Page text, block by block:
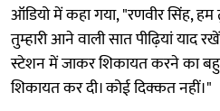
ऑडियो में कहा गया, "रणवीर सिंह, हम
तुम्हारी आने वाली सात पीढ़ियां याद
स्टेशन में जाकर शिकायत करने का
शिकायत कर दी। कोई दिक्कत नहीं।"